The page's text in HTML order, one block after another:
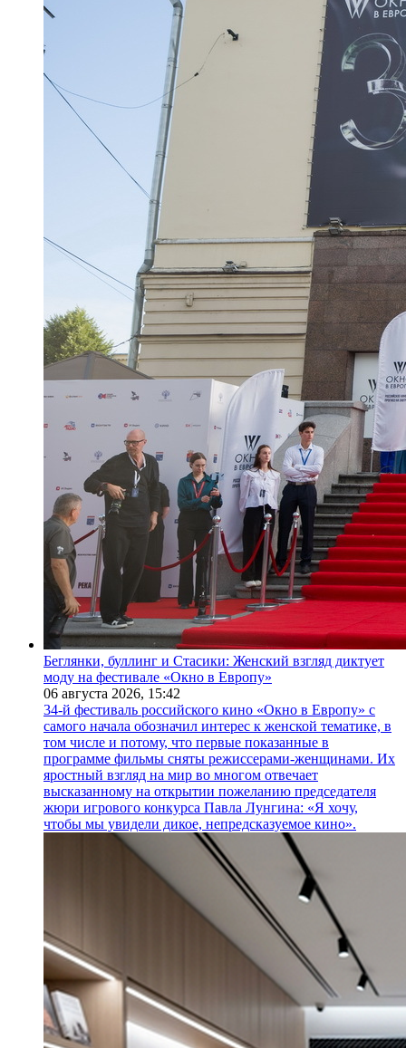
Беглянки, буллинг и Стасики: Женский взгляд диктует
моду на фестивале «Окно в Европу»
06 августа 2026, 15:42
34-й фестиваль российского кино «Окно в Европу» с
самого начала обозначил интерес к женской тематике, в
том числе и потому, что первые показанные в
программе фильмы сняты режиссерами-женщинами. Их
яростный взгляд на мир во многом отвечает
высказанному на открытии пожеланию председателя
жюри игрового конкурса Павла Лунгина: «Я хочу,
чтобы мы увидели дикое, непредсказуемое кино».